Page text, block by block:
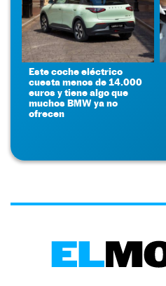
Este coche eléctrico
cuesta menos de 14.000
euros y tiene algo que
muchos BMW ya no
ofrecen